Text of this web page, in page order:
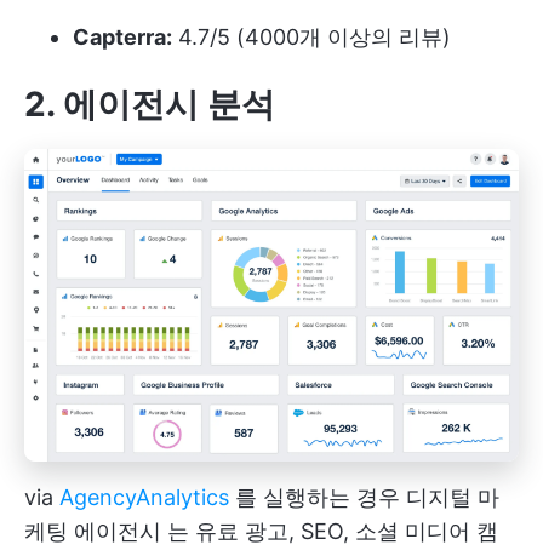
Capterra: 4.7/5 (4000개 이상의 리뷰)
2. 에이전시 분석
via AgencyAnalytics 를 실행하는 경우 디지털 마
케팅 에이전시 는 유료 광고, SEO, 소셜 미디어 캠